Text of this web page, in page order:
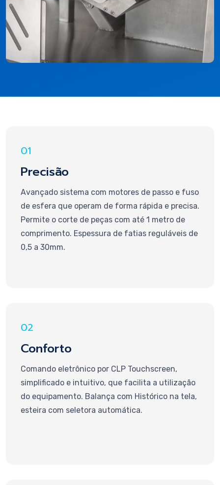
01
Precisão
Avançado sistema com motores de passo e fuso
de esfera que operam de forma rápida e precisa.
Permite o corte de peças com até 1 metro de
comprimento. Espessura de fatias reguláveis de
0,5 a 30mm.
02
Conforto
Comando eletrônico por CLP Touchscreen,
simplificado e intuitivo, que facilita a utilização
do equipamento. Balança com Histórico na tela,
esteira com seletora automática.